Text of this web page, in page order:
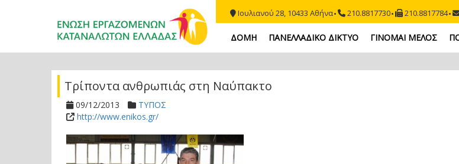
Ιουλιανού 28, 10433 Αθήνα 210.8817730 210.8817784
ΔΟΜΗ ΠΑΝΕΛΛΑΔΙΚΟ ΔΙΚΤΥΟ ΓΙΝΟΜΑΙ ΜΕΛΟΣ
Τρίποντα ανθρωπιάς στη Ναύπακτο
09/12/2013
ΤΥΠΟΣ
http://www.enikos.gr/